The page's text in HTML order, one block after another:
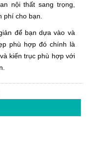
nội thất sang trọng,
cho bạn.
để bạn dựa vào và
phù hợp đó chính là
kiến trục phù hợp với